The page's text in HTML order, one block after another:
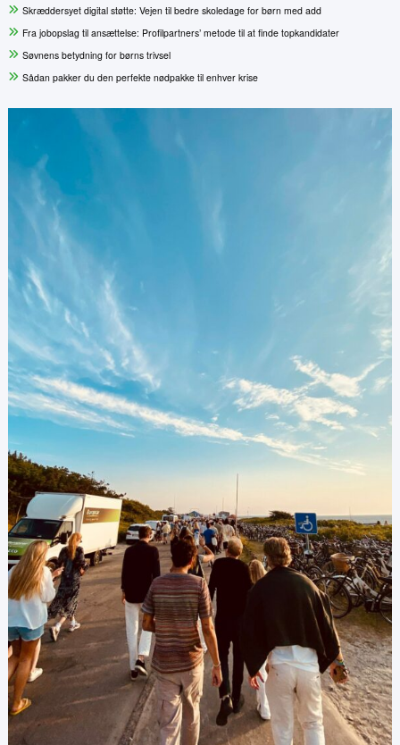
Skræddersyet digital støtte: Vejen til bedre skoledage for børn med add
Fra jobopslag til ansættelse: Profilpartners’ metode til at finde topkandidater
Søvnens betydning for børns trivsel
Sådan pakker du den perfekte nødpakke til enhver krise